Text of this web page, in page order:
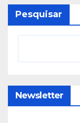
Pesquisar
Newsletter